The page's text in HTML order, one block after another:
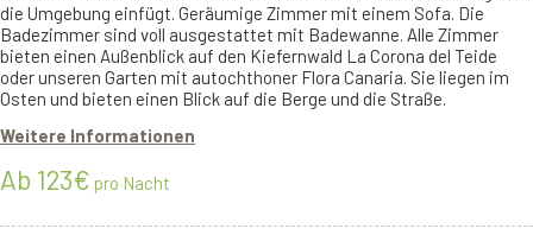
die Umgebung einfügt. Geräumige Zimmer mit einem Sofa. Die
Badezimmer sind voll ausgestattet mit Badewanne. Alle Zimmer
bieten einen Außenblick auf den Kiefernwald La Corona del Teide
oder unseren Garten mit autochthoner Flora Canaria. Sie liegen im
Osten und bieten einen Blick auf die Berge und die Straße.
Weitere Informationen
Ab 123€ pro Nacht